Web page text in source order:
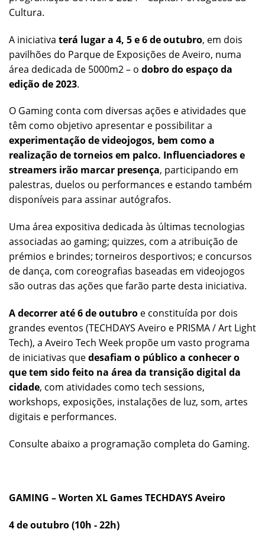
Cultura.
A iniciativa terá lugar a 4, 5 e 6 de outubro, em dois
pavilhões do Parque de Exposições de Aveiro, numa
área dedicada de 5000m2 – o dobro do espaço da
edição de 2023.
O Gaming conta com diversas ações e atividades que
têm como objetivo apresentar e possibilitar a
experimentação de videojogos, bem como a
realização de torneios em palco. Influenciadores e
streamers irão marcar presença, participando em
palestras, duelos ou performances e estando também
disponíveis para assinar autógrafos.
Uma área expositiva dedicada às últimas tecnologias
associadas ao gaming; quizzes, com a atribuição de
prémios e brindes; torneiros desportivos; e concursos
de dança, com coreografias baseadas em videojogos
são outras das ações que farão parte desta iniciativa.
A decorrer até 6 de outubro e constituída por dois
grandes eventos (TECHDAYS Aveiro e PRISMA / Art Light
Tech), a Aveiro Tech Week propõe um vasto programa
de iniciativas quedesafiam o público a conhecer o
que tem sido feito na área da transição digital da
cidade, com atividades como tech sessions,
workshops, exposições, instalações de luz, som, artes
digitais e performances.
Consulte abaixo a programação completa do Gaming.
GAMING – Worten XL Games TECHDAYS Aveiro
4 de outubro (10h - 22h)